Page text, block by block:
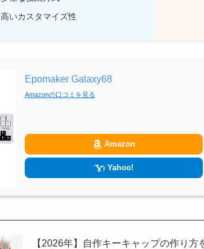
高いカスタマイズ性
Epomaker Galaxy68
Amazonの口コミを見る
Amazon
Yahoo!
【2026年】自作キーキャップの作り